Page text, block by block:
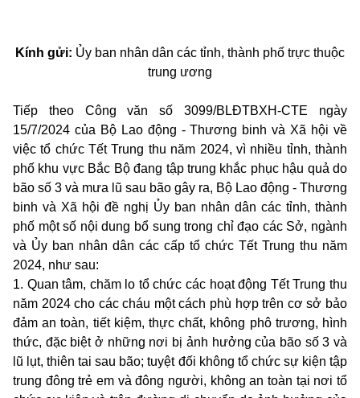
Kính gửi: Ủy ban nhân dân các tỉnh, thành phố trực thuộc
trung ương
Tiếp theo Công văn số 3099/BLĐTBXH-CTE ngày
15/7/2024 của Bộ Lao động - Thương binh và Xã hội về
việc tổ chức Tết Trung thu năm 2024, vì nhiều tỉnh, thành
phố khu vực Bắc Bộ đang tập trung khắc phục hậu quả do
bão số 3 và mưa lũ sau bão gây ra, Bộ Lao động - Thương
binh và Xã hội đề nghị Ủy ban nhân dân các tỉnh, thành
phố một số nội dung bổ sung trong chỉ đạo các Sở, ngành
và Ủy ban nhân dân các cấp tổ chức Tết Trung thu năm
2024, như sau:
1. Quan tâm, chăm lo tổ chức các hoạt động Tết Trung thu
năm 2024 cho các cháu một cách phù hợp trên cơ sở bảo
đảm an toàn, tiết kiệm, thực chất, không phô trương, hình
thức, đặc biệt ở những nơi bị ảnh hưởng của bão số 3 và
lũ lụt, thiên tai sau bão; tuyệt đối không tổ chức sự kiện tập
trung đông trẻ em và đông người, không an toàn tại nơi tổ